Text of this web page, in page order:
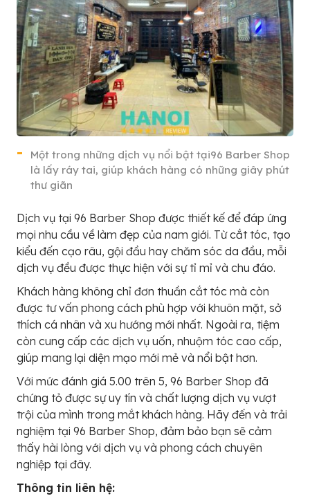
Một trong những dịch vụ nổi bật tại96 Barber Shop
là lấy ráy tai, giúp khách hàng có những giây phút
thư giãn
Dịch vụ tại 96 Barber Shop được thiết kế để đáp ứng
mọi nhu cầu về làm đẹp của nam giới. Từ cắt tóc, tạo
kiểu đến cạo râu, gội đầu hay chăm sóc da đầu, mỗi
dịch vụ đều được thực hiện với sự tỉ mỉ và chu đáo.
Khách hàng không chỉ đơn thuần cắt tóc mà còn
được tư vấn phong cách phù hợp với khuôn mặt, sở
thích cá nhân và xu hướng mới nhất. Ngoài ra, tiệm
còn cung cấp các dịch vụ uốn, nhuộm tóc cao cấp,
giúp mang lại diện mạo mới mẻ và nổi bật hơn.
Với mức đánh giá 5.00 trên 5, 96 Barber Shop đã
chứng tỏ được sự uy tín và chất lượng dịch vụ vượt
trội của mình trong mắt khách hàng. Hãy đến và trải
nghiệm tại 96 Barber Shop, đảm bảo bạn sẽ cảm
thấy hài lòng với dịch vụ và phong cách chuyên
nghiệp tại đây.
Thông tin liên hệ: